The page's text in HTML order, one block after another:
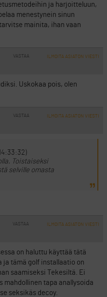
ja harjoitteluun,
menestynein sinun
mainita, ihan vaan
VASTAA ILMOITA ASIATON VIESTI
Uskokaa pois, olen
VASTAA ILMOITA ASIATON VIESTI
Toistaiseksi
selville omasta
VASTAA ILMOITA ASIATON VIESTI
on haluttu käyttää tätä
ja tämä golf installaatio on
saamiseksi Tekesiltä. Ei
mahdollinen tapa anallysoida
seksikäs decoy.